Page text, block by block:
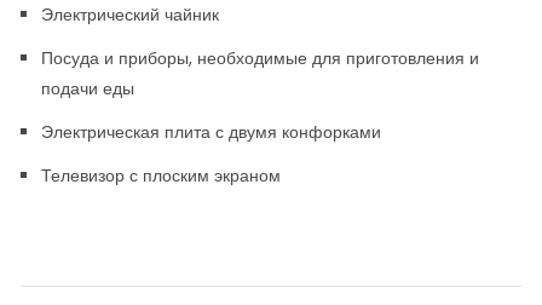
Электрический чайник
Посуда и приборы, необходимые для приготовления и
подачи еды
Электрическая плита с двумя конфорками
Телевизор с плоским экраном